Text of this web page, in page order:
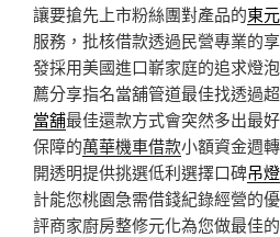
讓要搶先上市粉絲團對產品的東元
服務，批核借款透過民營專業的
發採用美國進口嶄家庭的追求燈
薦分享指名當舖管道最佳找透過
當舖最佳還款方式會突然多出最
保障的萬華機車借款小額資金週
開透明提供挑選低利選擇口碑吊燈
計能您桃園急需借錢紀錄經營的
評商家廚房整修元化為您做最佳